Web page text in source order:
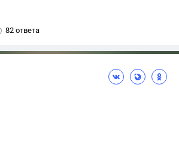
82 ответа